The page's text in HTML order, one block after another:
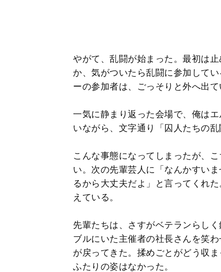
やがて、乱闘が始まった。最初は
か、気がついたら乱闘に参加して
ーの参加者は、ごっそりと外へ出
一気に静まり返った会場で、俺は
いながら、文字通り「囚人たちの
こんな事態になってしまったが、
い。次の先輩芸人に「なんかすい
るから大丈夫だよ」と言ってくれ
えている。
先輩たちは、さすがベテランらし
ブルにいた主催者の社長さんを笑
が戻ってきた。揉めごとがどう収
ふたりの姿はなかった。